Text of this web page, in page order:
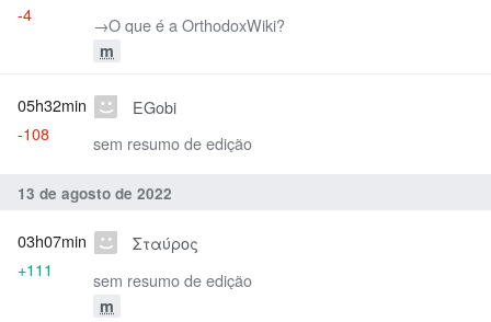
→‎O que é a OrthodoxWiki?
m
-4
EGobi
sem resumo de edição
05h32min
-108
13 de agosto de 2022
Σταύρος
sem resumo de edição
m
03h07min
+111